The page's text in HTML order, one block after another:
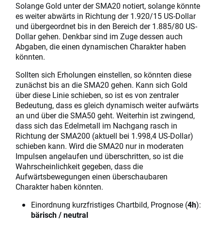
Solange Gold unter der SMA20 notiert, solange könnte
es weiter abwärts in Richtung der 1.920/15 US-Dollar
und übergeordnet bis in den Bereich der 1.885/80 US-
Dollar gehen. Denkbar sind im Zuge dessen auch
Abgaben, die einen dynamischen Charakter haben
könnten.
Sollten sich Erholungen einstellen, so könnten diese
zunächst bis an die SMA20 gehen. Kann sich Gold
über diese Linie schieben, so ist es von zentraler
Bedeutung, dass es gleich dynamisch weiter aufwärts
an und über die SMA50 geht. Weiterhin ist zwingend,
dass sich das Edelmetall im Nachgang rasch in
Richtung der SMA200 (aktuell bei 1.998,4 US-Dollar)
schieben kann. Wird die SMA20 nur in moderaten
Impulsen angelaufen und überschritten, so ist die
Wahrscheinlichkeit gegeben, dass die
Aufwärtsbewegungen einen überschaubaren
Charakter haben könnten.
Einordnung kurzfristiges Chartbild, Prognose (4h):
bärisch / neutral